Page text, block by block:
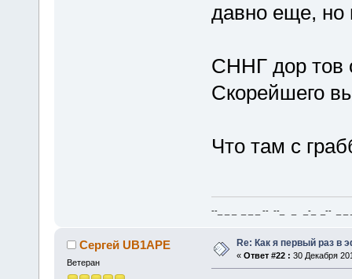
давно еще, но
СННГ дор тов
Скорейшего
Что там с
--_ _ _ _ _ _ -- --_ _ _-_ _-- _ _
Сергей UB1APE
Ветеран
Re: Как я первый раз
« Ответ #22 : 30 Декабря